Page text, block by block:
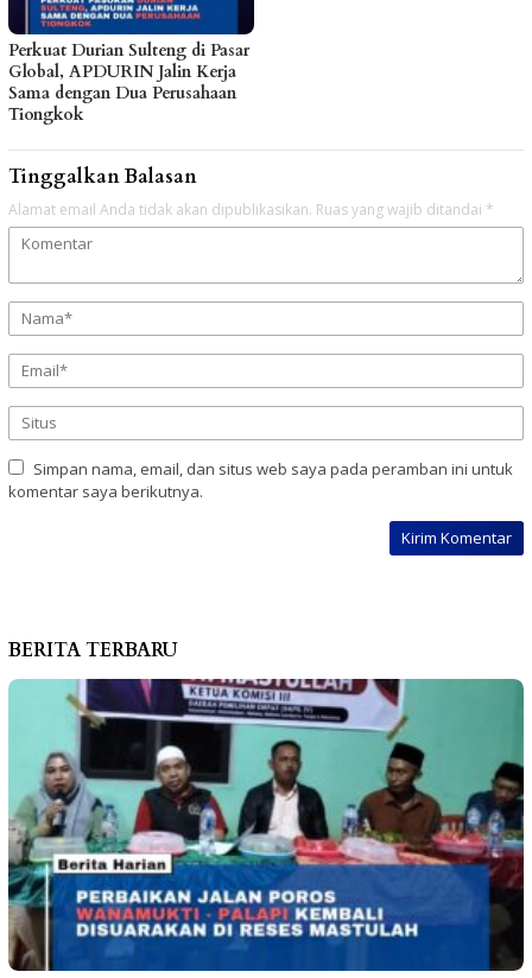
Perkuat Durian Sulteng di Pasar
Global, APDURIN Jalin Kerja
Sama dengan Dua Perusahaan
Tiongkok
Tinggalkan Balasan
Alamat email Anda tidak akan dipublikasikan. Ruas yang wajib ditandai *
Simpan nama, email, dan situs web saya pada peramban ini untuk
komentar saya berikutnya.
BERITA TERBARU